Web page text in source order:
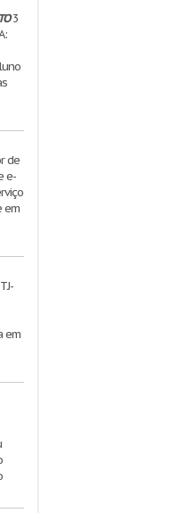
3
de
e-
em
em